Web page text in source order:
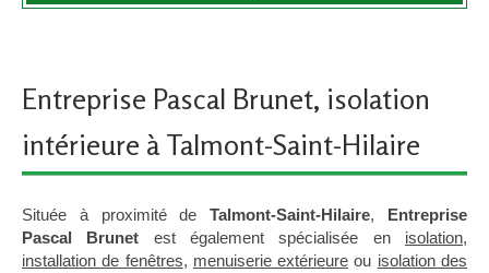
Entreprise Pascal Brunet, isolation
intérieure à Talmont-Saint-Hilaire
Située à proximité deTalmont-Saint-Hilaire, Entreprise
Pascal Brunet est également spécialisée en isolation,
installation de fenêtres, menuiserie extérieure ou isolation des